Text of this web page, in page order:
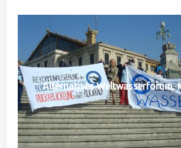
Alternatives Weltwasserforum,